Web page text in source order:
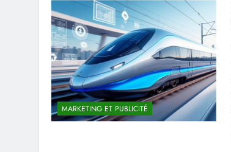
MARKETING ET PUBLICITÉ